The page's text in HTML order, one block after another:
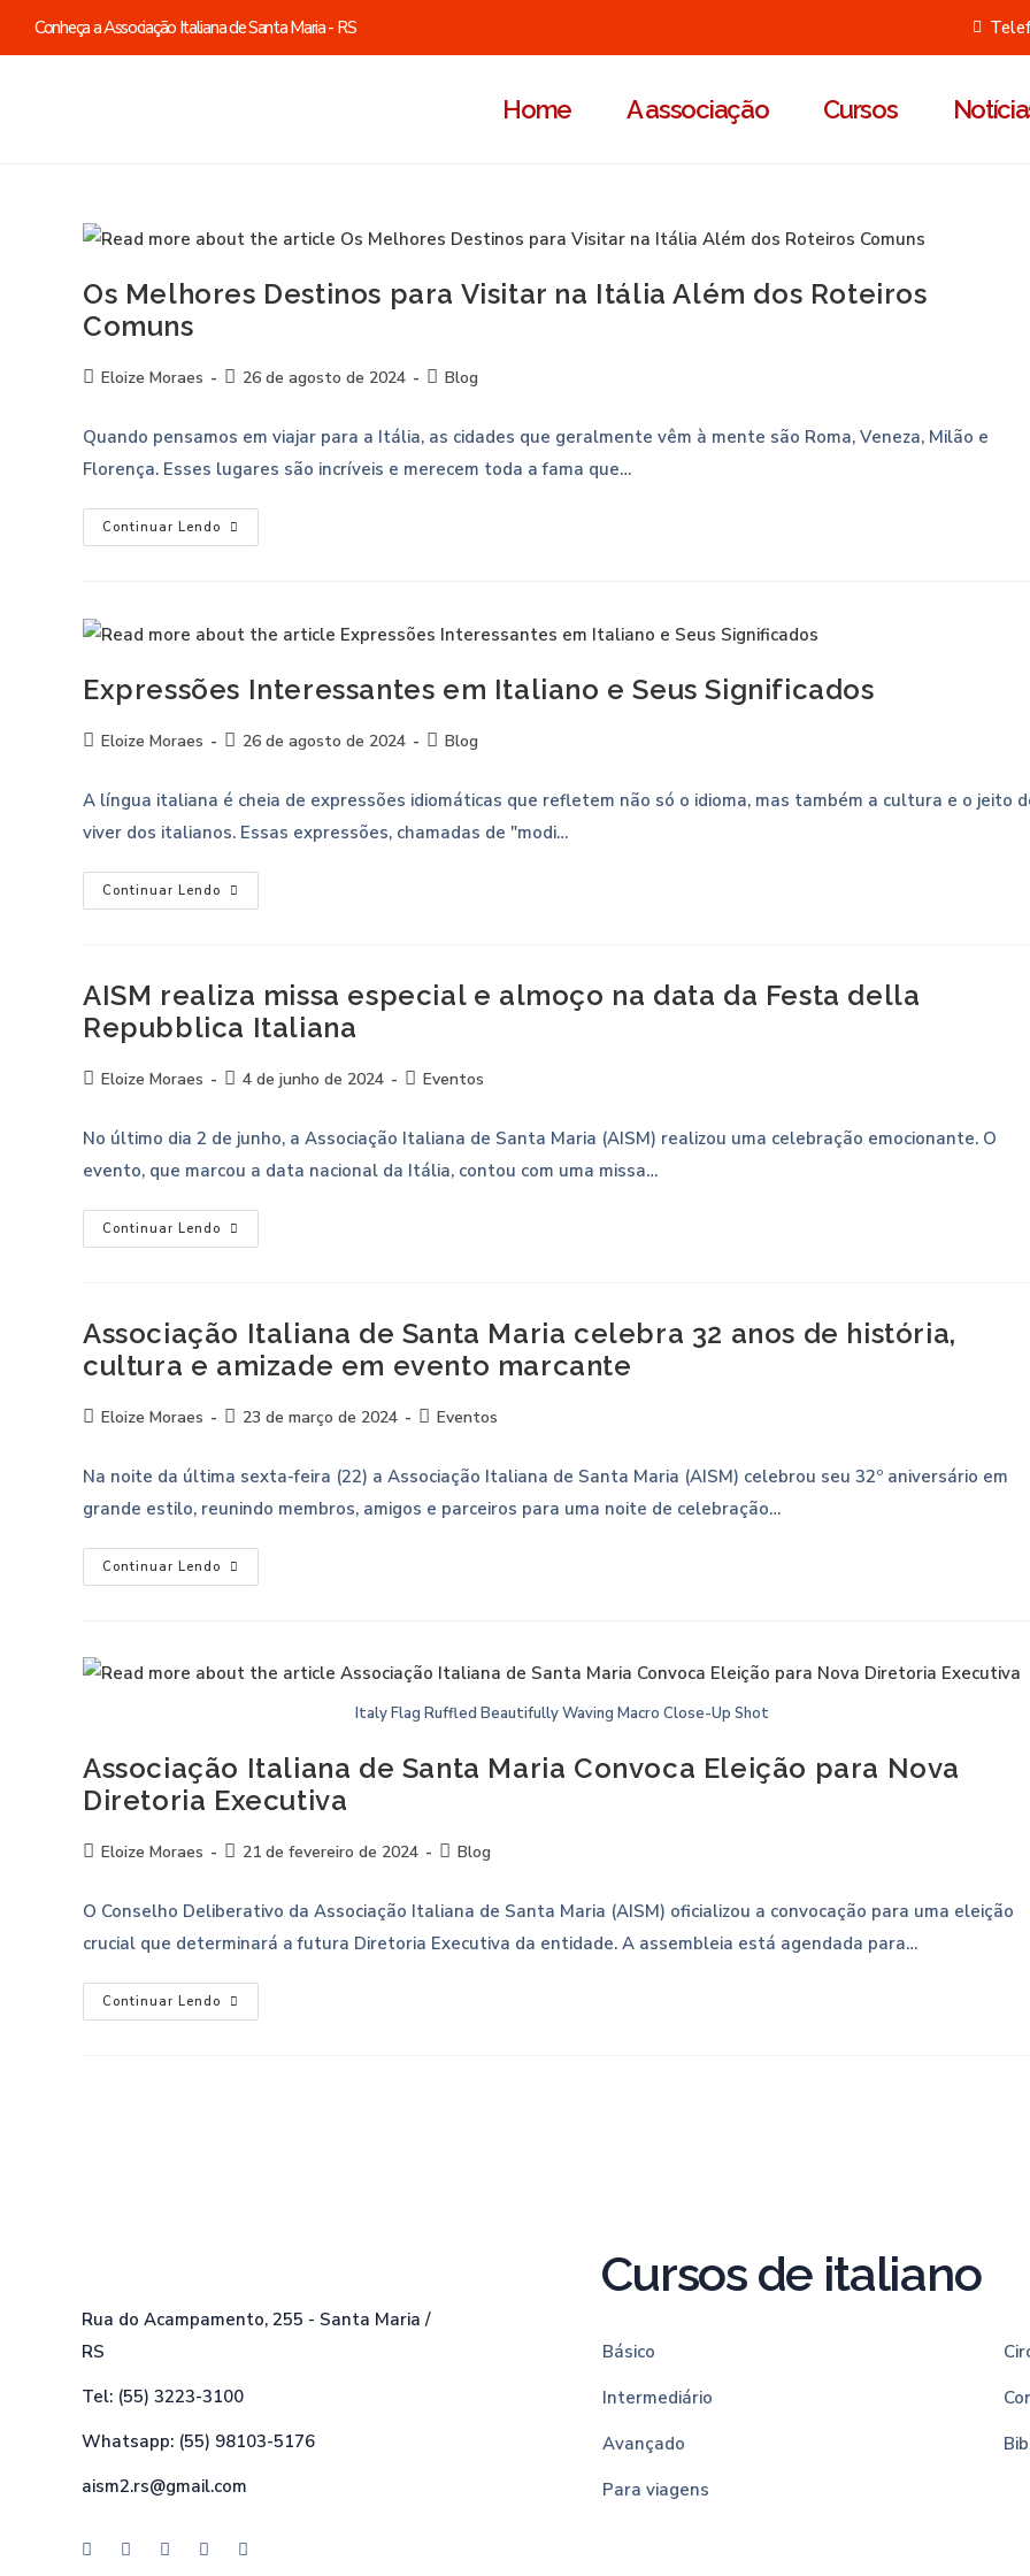
Conheça a Associação Italiana de Santa Maria - RS
Home A associação Cursos
Os Melhores Destinos para Visitar na Itália Além dos Roteiros
Comuns
Eloize Moraes 26 de agosto de 2024 Blog
Quando pensamos em viajar para a Itália, as cidades que geralmente vêm à mente são Roma, Veneza, Milão e
Florença. Esses lugares são incríveis e merecem toda a fama que…
Continuar Lendo
Expressões Interessantes em Italiano e Seus Significados
Eloize Moraes 26 de agosto de 2024 Blog
A língua italiana é cheia de expressões idiomáticas que refletem não só o idioma, mas também a cultura e o jeito
viver dos italianos. Essas expressões, chamadas de "modi…
Continuar Lendo
AISM realiza missa especial e almoço na data da Festa della
Repubblica Italiana
Eloize Moraes 4 de junho de 2024 Eventos
No último dia 2 de junho, a Associação Italiana de Santa Maria (AISM) realizou uma celebração emocionante. O
evento, que marcou a data nacional da Itália, contou com uma missa…
Continuar Lendo
Associação Italiana de Santa Maria celebra 32 anos de história,
cultura e amizade em evento marcante
Eloize Moraes 23 de março de 2024 Eventos
Na noite da última sexta-feira (22) a Associação Italiana de Santa Maria (AISM) celebrou seu 32º aniversário em
grande estilo, reunindo membros, amigos e parceiros para uma noite de celebração…
Continuar Lendo
Italy Flag Ruffled Beautifully Waving Macro Close-Up Shot
Associação Italiana de Santa Maria Convoca Eleição para Nova
Diretoria Executiva
Eloize Moraes 21 de fevereiro de 2024 Blog
O Conselho Deliberativo da Associação Italiana de Santa Maria (AISM) oficializou a convocação para uma eleição
crucial que determinará a futura Diretoria Executiva da entidade. A assembleia está agendada para…
Continuar Lendo
Rua do Acampamento, 255 - Santa Maria /
RS
Tel: (55) 3223-3100
Whatsapp: (55) 98103-5176
aism2.rs@gmail.com
Cursos de italiano
Básico
Intermediário
Avançado
Para viagens